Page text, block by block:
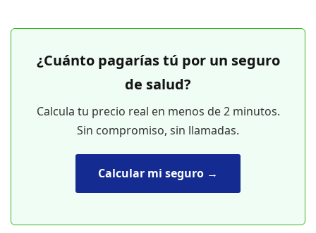
¿Cuánto pagarías tú por un seguro
de salud?
Calcula tu precio real en menos de 2 minutos.
Sin compromiso, sin llamadas.
Calcular mi seguro →